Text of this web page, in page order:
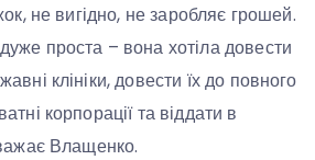
не вигідно, не заробляє грошей.
проста – вона хотіла довести
клініки, довести їх до повного
корпорації та віддати в
Влащенко.